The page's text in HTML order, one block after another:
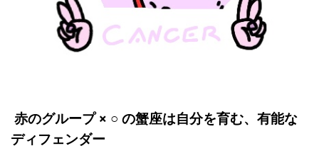
赤のグループ × ○ の蟹座は自分を育む、有能な
ディフェンダー